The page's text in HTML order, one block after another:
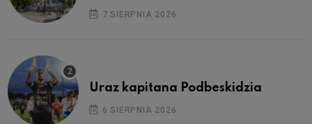
7 SIERPNIA 2026
Uraz kapitana Podbeskidzia
6 SIERPNIA 2026